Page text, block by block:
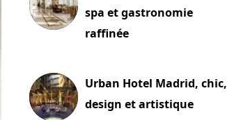
spa et gastronomie
raffinée
Urban Hotel Madrid, chic,
design et artistique